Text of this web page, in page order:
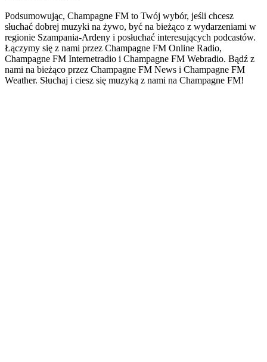
Podsumowując, Champagne FM to Twój wybór, jeśli chcesz
słuchać dobrej muzyki na żywo, być na bieżąco z wydarzeniami w
regionie Szampania-Ardeny i posłuchać interesujących podcastów.
Łączymy się z nami przez Champagne FM Online Radio,
Champagne FM Internetradio i Champagne FM Webradio. Bądź z
nami na bieżąco przez Champagne FM News i Champagne FM
Weather. Słuchaj i ciesz się muzyką z nami na Champagne FM!